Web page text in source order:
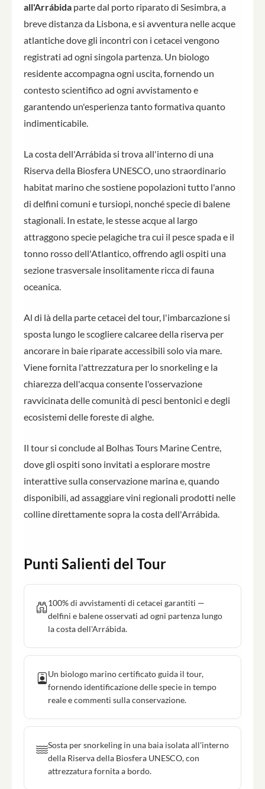
all'Arrábida parte dal porto riparato di Sesimbra, a
breve distanza da Lisbona, e si avventura nelle acque
atlantiche dove gli incontri con i cetacei vengono
registrati ad ogni singola partenza. Un biologo
residente accompagna ogni uscita, fornendo un
contesto scientifico ad ogni avvistamento e
garantendo un'esperienza tanto formativa quanto
indimenticabile.
La costa dell'Arrábida si trova all'interno di una
Riserva della Biosfera UNESCO, uno straordinario
habitat marino che sostiene popolazioni tutto l'anno
di delfini comuni e tursiopi, nonché specie di balene
stagionali. In estate, le stesse acque al largo
attraggono specie pelagiche tra cui il pesce spada e il
tonno rosso dell'Atlantico, offrendo agli ospiti una
sezione trasversale insolitamente ricca di fauna
oceanica.
Al di là della parte cetacei del tour, l'imbarcazione si
sposta lungo le scogliere calcaree della riserva per
ancorare in baie riparate accessibili solo via mare.
Viene fornita l'attrezzatura per lo snorkeling e la
chiarezza dell'acqua consente l'osservazione
ravvicinata delle comunità di pesci bentonici e degli
ecosistemi delle foreste di alghe.
Il tour si conclude al Bolhas Tours Marine Centre,
dove gli ospiti sono invitati a esplorare mostre
interattive sulla conservazione marina e, quando
disponibili, ad assaggiare vini regionali prodotti nelle
colline direttamente sopra la costa dell'Arrábida.
Punti Salienti del Tour
100% di avvistamenti di cetacei garantiti —
delfini e balene osservati ad ogni partenza lungo
la costa dell'Arrábida.
Un biologo marino certificato guida il tour,
fornendo identificazione delle specie in tempo
reale e commenti sulla conservazione.
Sosta per snorkeling in una baia isolata all'interno
della Riserva della Biosfera UNESCO, con
attrezzatura fornita a bordo.